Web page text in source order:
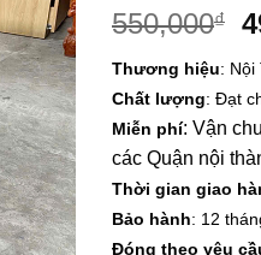
550,000₫
Thương hiệu: Nội
Chất lượng: Đạt
Miễn phí: Vận
các Quận nội
Thời gian giao
Bảo hành: 12
Đóng theo yêu